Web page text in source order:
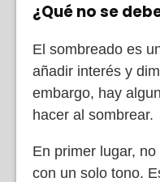
¿Qué no se
El sombreado es
añadir interés y
embargo, hay
hacer al sombrear.
En primer lugar,
con un solo tono.